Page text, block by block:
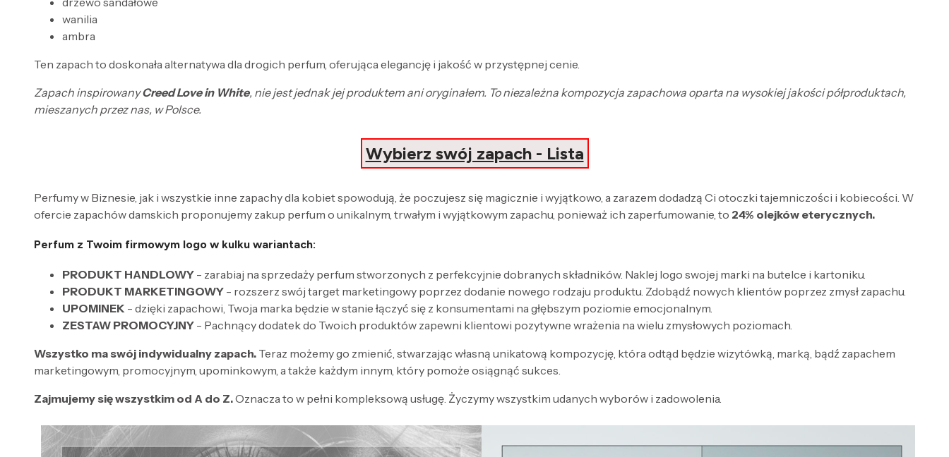
wanilia
ambra
Ten zapach to doskonała alternatywa dla drogich perfum, oferująca elegancję i jakość w przystępnej cenie.
Zapach inspirowanyCreed Love in White, nie jest jednak jej produktem ani oryginałem. To niezależna kompozycja zapachowa oparta na wysokiej jakości półproduktach,
mieszanych przez nas, w Polsce.
Wybierz swój zapach - Lista
Perfumy w Biznesie, jak i wszystkie inne zapachy dla kobiet spowodują, że poczujesz się magicznie i wyjątkowo, a zarazem dodadzą Ci otoczki tajemniczości i kobiecości. W
ofercie zapachów damskich proponujemy zakup perfum o unikalnym, trwałym i wyjątkowym zapachu, ponieważ ich zaperfumowanie, to 24% olejków eterycznych.
Perfum z Twoim firmowym logo w kulku wariantach:
PRODUKT HANDLOWY - zarabiaj na sprzedaży perfum stworzonych z perfekcyjnie dobranych składników. Naklej logo swojej marki na butelce i kartoniku.
PRODUKT MARKETINGOWY - rozszerz swój target marketingowy poprzez dodanie nowego rodzaju produktu. Zdobądź nowych klientów poprzez zmysł zapachu.
UPOMINEK - dzięki zapachowi, Twoja marka będzie w stanie łączyć się z konsumentami na głębszym poziomie emocjonalnym.
ZESTAW PROMOCYJNY - Pachnący dodatek do Twoich produktów zapewni klientowi pozytywne wrażenia na wielu zmysłowych poziomach.
Wszystko ma swój indywidualny zapach. Teraz możemy go zmienić, stwarzając własną unikatową kompozycję, która odtąd będzie wizytówką, marką, bądź zapachem
marketingowym, promocyjnym, upominkowym, a także każdym innym, który pomoże osiągnąć sukces.
Zajmujemy się wszystkim od A do Z.Oznacza to w pełni kompleksową usługę. Życzymy wszystkim udanych wyborów i zadowolenia.